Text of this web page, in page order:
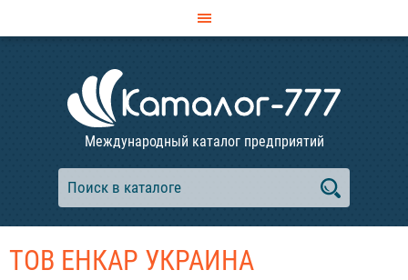
Международный каталог предприятий
ТОВ ЕНКАР УКРАИНА